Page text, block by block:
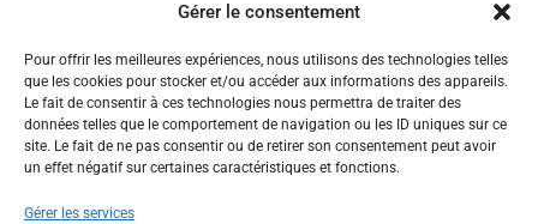
Gérer le consentement
Pour offrir les meilleures expériences, nous utilisons des technologies telles
que les cookies pour stocker et/ou accéder aux informations des appareils.
Le fait de consentir à ces technologies nous permettra de traiter des
données telles que le comportement de navigation ou les ID uniques sur ce
site. Le fait de ne pas consentir ou de retirer son consentement peut avoir
un effet négatif sur certaines caractéristiques et fonctions.
Gérer les services
Ardenne & Gaume traite les données
recueillies pour vous envoyer les actualités
de l’association. Pour en savoir plus sur la
consultez